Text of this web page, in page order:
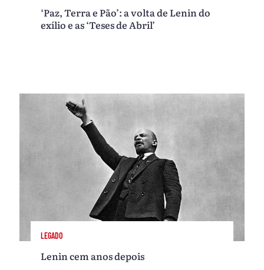
‘Paz, Terra e Pão’: a volta de Lenin do
exílio e as ‘Teses de Abril’
LEGADO
Lenin cem anos depois